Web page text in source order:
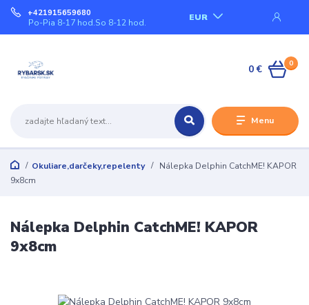
Menu
EUR
+421915659680
Po-Pia 8-17 hod.So 8-12 hod.
0
0 €
Okuliare,darčeky,repelenty
Nálepka Delphin CatchME! KAPOR
9x8cm
Nálepka Delphin CatchME! KAPOR
9x8cm